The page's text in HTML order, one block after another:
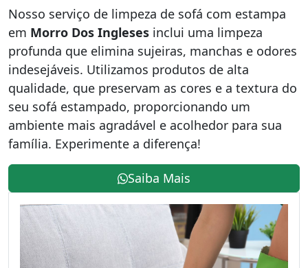
Nosso serviço de limpeza de sofá com estampa
em Morro Dos Ingleses inclui uma limpeza
profunda que elimina sujeiras, manchas e odores
indesejáveis. Utilizamos produtos de alta
qualidade, que preservam as cores e a textura do
seu sofá estampado, proporcionando um
ambiente mais agradável e acolhedor para sua
família. Experimente a diferença!
Saiba Mais